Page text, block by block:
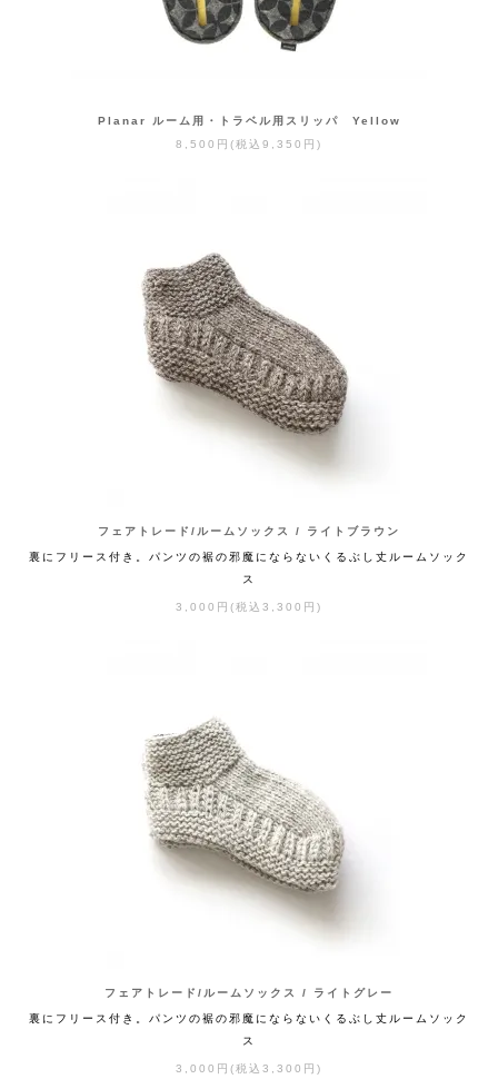
Planar ルーム用・トラベル用スリッパ Yellow
8,500円(税込9,350円)
フェアトレード/ルームソックス / ライトブラウン
裏にフリース付き。パンツの裾の邪魔にならないくるぶし丈ルームソック
ス
3,000円(税込3,300円)
フェアトレード/ルームソックス / ライトグレー
裏にフリース付き。パンツの裾の邪魔にならないくるぶし丈ルームソック
ス
3,000円(税込3,300円)